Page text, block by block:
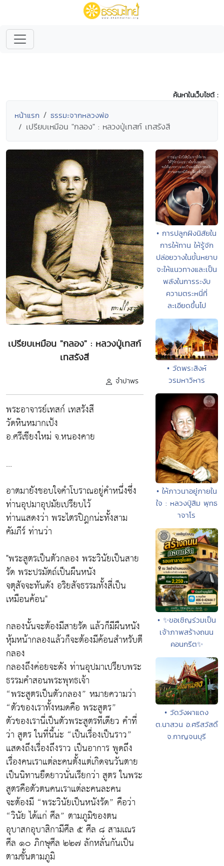
ค้นหาในเว็บไซต์ :
หน้าแรก ธรรมะจากหลวงพ่อ
เปรียบเหมือน "กลอง" : หลวงปู่เทสก์ เทสรังสี
เปรียบเหมือน "กลอง" : หลวงปู่เทสก์
เทสรังสี
จำปาพร
พระอาจารย์เทสก์ เทสรังสี
วัดหินหมากเป้ง
อ.ศรีเชียงใหม่ จ.หนองคาย
...
อาตมายังชอบใจคำโบราณอยู่คำหนึ่งซึ่ง
ท่านอุปมาอุปมัยเปรียบไว้
ท่านแสดงว่า พระไตรปิฎกน่ะทั้งสาม
คัมภีร์ ท่านว่า
"พระสูตรเป็นตัวกลอง พระวินัยเป็นสาย
รัด พระปรมัตถ์เป็นผืนหนัง
จตุสัจจะทันดัง อริยสัจธรรมทั้งสี่เป็น
เหมือนค้อน"
กลองนั้นจะต้องมีสายรัด แล้วก็มีผืนหนัง
หุ้มหน้ากลองแล้วก็จะต้องมีค้อนสำหรับตี
กลอง
กลองถึงค่อยจะดัง ท่านอุปมาเปรียบพระ
ธรรมคำสอนพระพุทธเจ้า
“พระสูตรเป็นตัวกลอง” หมายความว่า
“ตัวของเราทั้งหมดคือ พระสูตร”
ตัวของเรานี่เป็นตัวพระสูตรทีเดียว คำที่
ว่า สูตร ในที่นี้น่ะ “เป็นเรื่องเป็นราว”
แสดงถึงเรื่องถึงราว เป็นอาการ พูดถึง
เรื่องคนเราแต่ละคนตั้งแต่เกิดจนวันตาย
เป็นนิทานยืดยาวนั่นเรียกว่า สูตร ในพระ
สูตรคือตัวตนคนเราแต่ละคนละคน
จะต้องมี “พระวินัยเป็นหนังรัด” คือว่า
“วินัย ได้แก่ ศีล” ตามภูมิของตน
อุบาสกอุบาสิกามีศีล ๕ ศีล ๘ สามเณร
ศีล ๑๐ ภิกษุศีล ๒๒๗ ลักหลั่นกันเป็น
ตามชั้นตามภูมิ
• การปลูกฝังนิสัยใน
การให้ทาน ให้รู้จัก
ปล่อยวางในขั้นหยาบ
จะให้แนวทางและเป็น
พลังในการระงับ
ความตระหนี่ที่
ละเอียดขึ้นไป
• วัดพระสิงห์
วรมหาวิหาร
• ให้ภาวนาอยู่ภายใน
ใจ : หลวงปู่สิม พุทธ
าจาโร
• ✨ขอเชิญร่วมเป็น
เจ้าภาพสร้างถนน
คอนกรีต✨
• วัดวังผาแดง
ต.นาสวน อ.ศรีสวัสดิ์
จ.กาญจนบุรี